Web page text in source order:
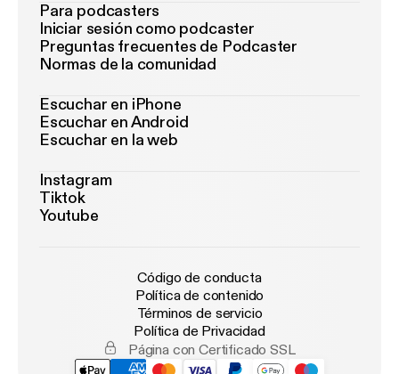
Para podcasters
Iniciar sesión como podcaster
Preguntas frecuentes de Podcaster
Normas de la comunidad
Escuchar en iPhone
Escuchar en Android
Escuchar en la web
Instagram
Tiktok
Youtube
Código de conducta
Política de contenido
Términos de servicio
Política de Privacidad
Página con Certificado SSL